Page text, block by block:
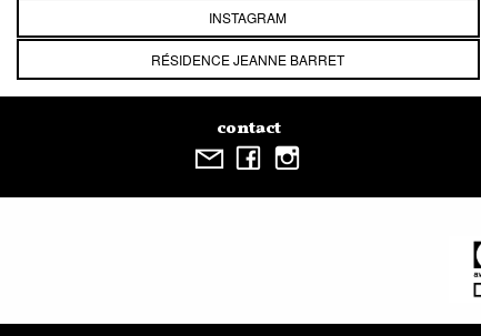
INSTAGRAM
RÉSIDENCE JEANNE BARRET
contact